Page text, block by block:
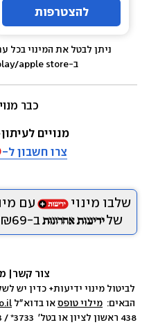
להצטרפות
ניתן לבטל את המינוי בכל
כבר
מנויים לעיתון
צרו חשבון ל-
שלבו מינוי
עם
של
ב-₪69 לחודש.
צור קשר
הבאים: מילוי טופס או בדוא״ל